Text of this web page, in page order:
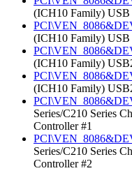
(ICH10 Family)
(ICH10 Family)
(ICH10 Family)
(ICH10 Family)
Series/C210 Series
Controller #1
Series/C210 Series
Controller #2